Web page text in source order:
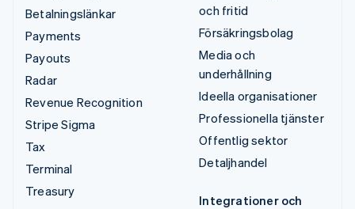
Betalningslänkar
Payments
Payouts
Radar
Revenue Recognition
Stripe Sigma
Tax
Terminal
Treasury
och fritid
Försäkringsbolag
Media och
underhållning
Ideella organisationer
Professionella tjänster
Offentlig sektor
Detaljhandel
Integrationer och